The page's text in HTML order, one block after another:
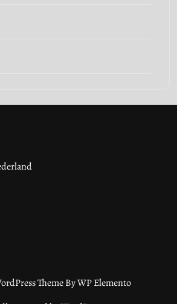
ThemeBy WP Elemento